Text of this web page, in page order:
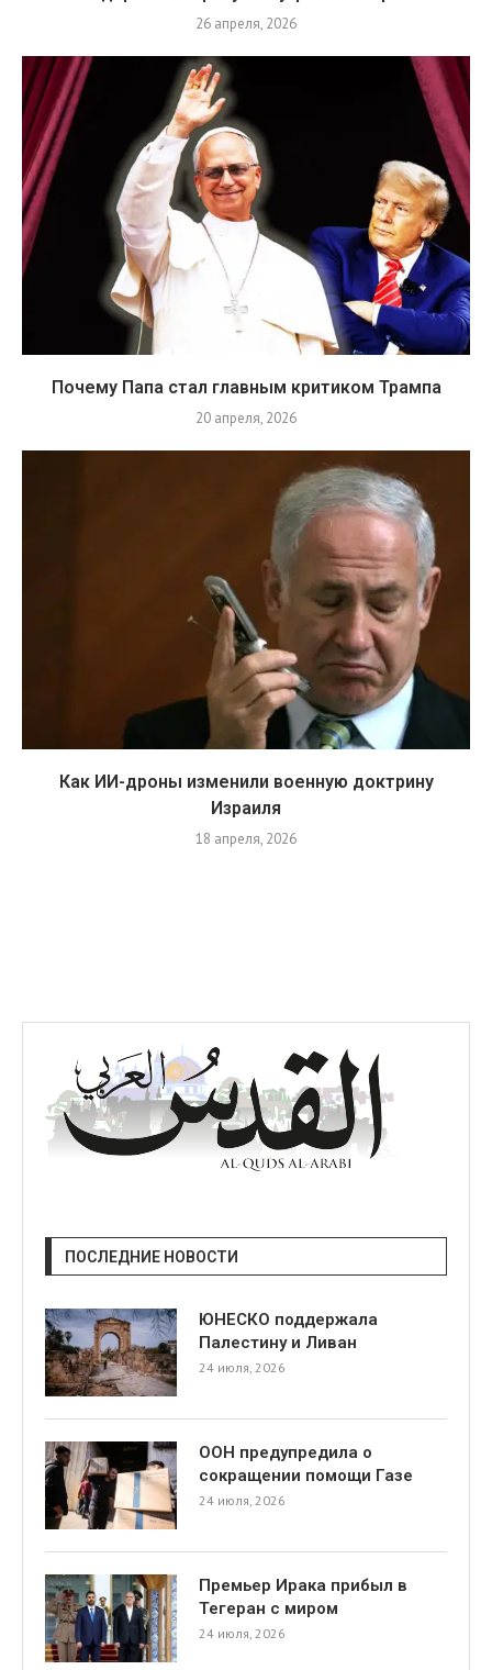
26 апреля, 2026
Почему Папа стал главным критиком Трампа
20 апреля, 2026
Как ИИ-дроны изменили военную доктрину
Израиля
18 апреля, 2026
ПОСЛЕДНИЕ НОВОСТИ
ЮНЕСКО поддержала
Палестину и Ливан
24 июля, 2026
ООН предупредила о
сокращении помощи Газе
24 июля, 2026
Премьер Ирака прибыл в
Тегеран с миром
24 июля, 2026